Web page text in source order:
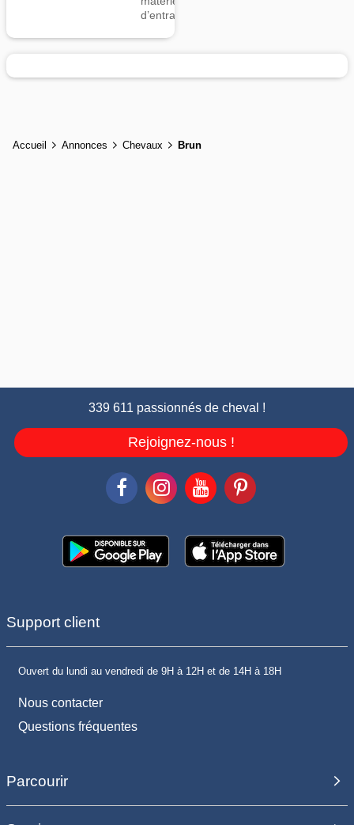
d’entrainement
Accueil Annonces Chevaux Brun
339 611 passionnés de cheval !
Rejoignez-nous !
Support client
Ouvert du lundi au vendredi de 9H à 12H et de 14H à 18H
Nous contacter
Questions fréquentes
Parcourir